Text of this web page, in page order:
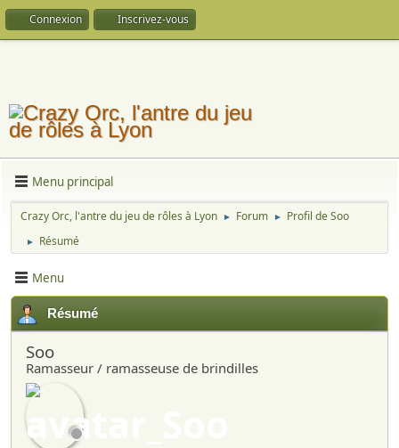
Connexion Inscrivez-vous
Menu principal
Crazy Orc, l'antre du jeu de rôles à Lyon ► Forum ► Profil de Soo
► Résumé
Menu
Résumé
Soo
Ramasseur / ramasseuse de brindilles